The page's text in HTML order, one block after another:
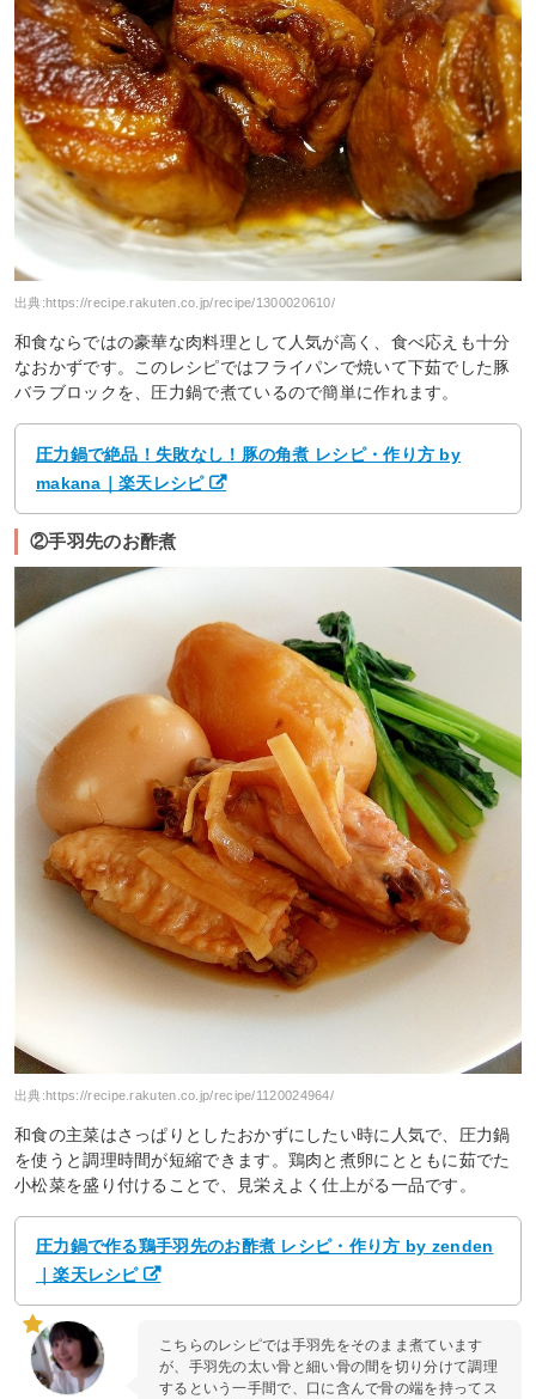
出典: https://recipe.rakuten.co.jp/recipe/1300020610/
和食ならではの豪華な肉料理として人気が高く、食べ応えも十分
なおかずです。このレシピではフライパンで焼いて下茹でした豚
バラブロックを、圧力鍋で煮ているので簡単に作れます。
圧力鍋で絶品！失敗なし！豚の角煮 レシピ・作り方 by
makana｜楽天レシピ
②手羽先のお酢煮
出典:https://recipe.rakuten.co.jp/recipe/1120024964/
和食の主菜はさっぱりとしたおかずにしたい時に人気で、圧力鍋
を使うと調理時間が短縮できます。鶏肉と煮卵にとともに茹でた
小松菜を盛り付けることで、見栄えよく仕上がる一品です。
圧力鍋で作る鶏手羽先のお酢煮 レシピ・作り方 by zenden
｜楽天レシピ
こちらのレシピでは手羽先をそのまま煮ています
が、手羽先の太い骨と細い骨の間を切り分けて調理
するという一手間で、口に含んで骨の端を持ってス